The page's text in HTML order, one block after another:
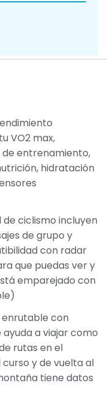
VO2 max,
entrenamiento,
hidratación
ciclismo incluyen
de grupo y
con radar
que puedas ver y
emparejado con
enrutable con
a viajar como
rutas en el
y de vuelta al
tiene datos